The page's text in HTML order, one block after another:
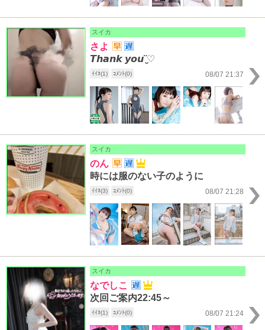
スイカ
さよ
𝙏𝙝𝙖𝙣𝙠 𝙮𝙤𝙪¨̮♡
ｲｲﾈ(1) ｺﾒﾝﾄ(0) 08/07 21:37
スイカ
のん
時には服のない子のように
ｲｲﾈ(3) ｺﾒﾝﾄ(0) 08/07 21:28
スイカ
なでしこ
次回ご案内22:45～
ｲｲﾈ(1) ｺﾒﾝﾄ(0) 08/07 21:24